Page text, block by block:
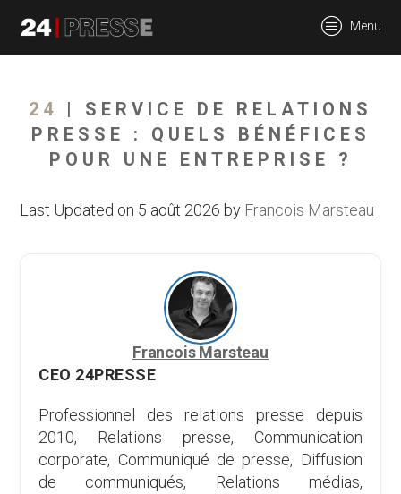
Communiqués de
Menu
24 | SERVICE DE RELATIONS
PRESSE : QUELS BÉNÉFICES
POUR UNE ENTREPRISE ?
Last Updated on 5 août 2026 by Francois Marsteau
Francois Marsteau
CEO 24PRESSE
Professionnel des relations presse depuis
2010, Relations presse, Communication
corporate, Communiqué de presse, Diffusion
de communiqués, Relations médias,